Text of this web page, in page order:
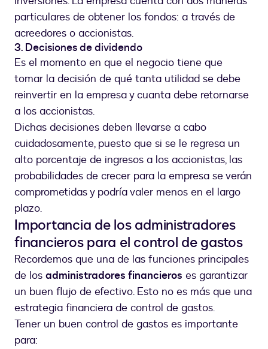
particulares de obtener los fondos: a través de
acreedores o accionistas.
3. Decisiones de dividendo
Es el momento en que el negocio tiene que
tomar la decisión de qué tanta utilidad se debe
reinvertir en la empresa y cuanta debe retornarse
a los accionistas.
Dichas decisiones deben llevarse a cabo
cuidadosamente, puesto que si se le regresa un
alto porcentaje de ingresos a los accionistas, las
probabilidades de crecer para la empresa se verán
comprometidas y podría valer menos en el largo
plazo.
Importancia de los administradores
financieros para el control de gastos
Recordemos que una de las funciones principales
de los administradores financieros es garantizar
un buen flujo de efectivo. Esto no es más que una
estrategia financiera de control de gastos.
Tener un buen control de gastos es importante
para: